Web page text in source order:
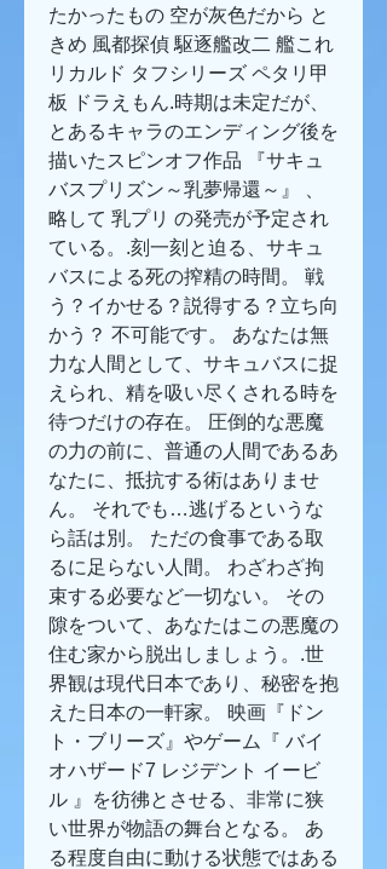
たかったもの 空が灰色だから と
きめ 風都探偵 駆逐艦改二 艦これ
リカルド タフシリーズ ペタリ甲
板 ドラえもん.時期は未定だが、
とあるキャラのエンディング後を
描いたスピンオフ作品 『サキュ
バスプリズン～乳夢帰還～』 、
略して 乳プリ の発売が予定され
ている。.刻一刻と迫る、サキュ
バスによる死の搾精の時間。 戦
う？イかせる？説得する？立ち向
かう？ 不可能です。 あなたは無
力な人間として、サキュバスに捉
えられ、精を吸い尽くされる時を
待つだけの存在。 圧倒的な悪魔
の力の前に、普通の人間であるあ
なたに、抵抗する術はありませ
ん。 それでも…逃げるというな
ら話は別。 ただの食事である取
るに足らない人間。 わざわざ拘
束する必要など一切ない。 その
隙をついて、あなたはこの悪魔の
住む家から脱出しましょう。.世
界観は現代日本であり、秘密を抱
えた日本の一軒家。 映画『ドン
ト・ブリーズ』やゲーム『 バイ
オハザード7 レジデント イービ
ル 』を彷彿とさせる、非常に狭
い世界が物語の舞台となる。 あ
る程度自由に動ける状態ではある